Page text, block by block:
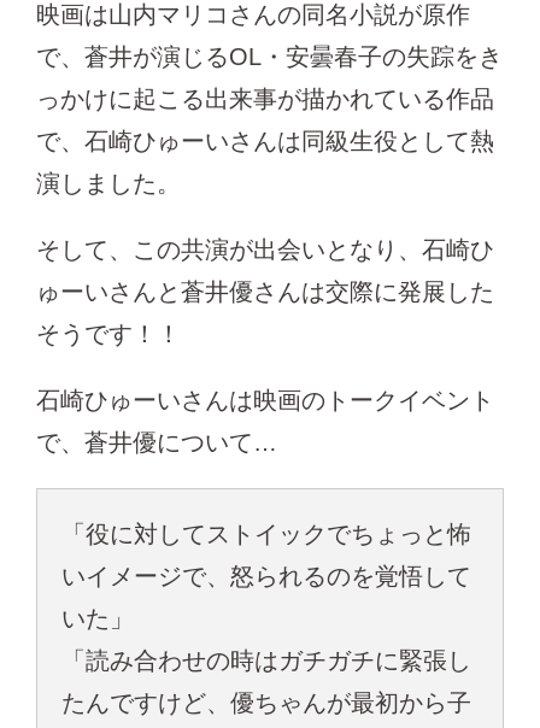
映画は山内マリコさんの同名小説が原作
で、蒼井が演じるOL・安曇春子の失踪をき
っかけに起こる出来事が描かれている作品
で、石崎ひゅーいさんは同級生役として熱
演しました。
そして、この共演が出会いとなり、石崎ひ
ゅーいさんと蒼井優さんは交際に発展した
そうです！！
石崎ひゅーいさんは映画のトークイベント
で、蒼井優について…
「役に対してストイックでちょっと怖
いイメージで、怒られるのを覚悟して
いた」
「読み合わせの時はガチガチに緊張し
たんですけど、優ちゃんが最初から子